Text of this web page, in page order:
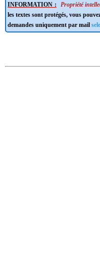
INFORMATION : Propriété
les textes sont protégés, vous
demandes uniquement par mail